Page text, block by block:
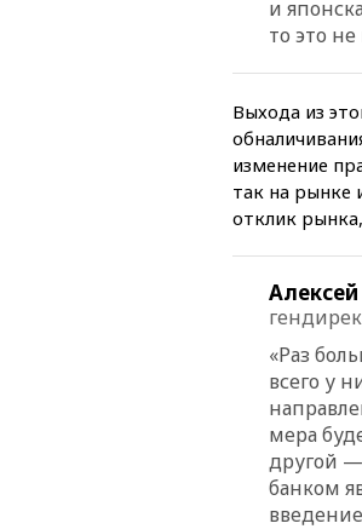
и
то это
Выхода из
изменение
так на рынке
отклик
«Раз
всего у
мера
другой
банком